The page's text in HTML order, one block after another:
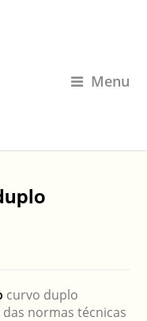
Menu
curvo duplo
normas técnicas